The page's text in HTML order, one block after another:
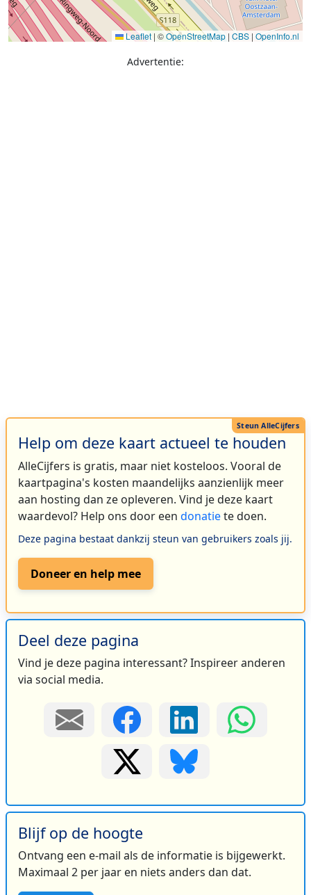
Leaflet | ©OpenStreetMap | CBS | OpenInfo.nl
Advertentie:
Help om deze kaart actueel te houden
AlleCijfers is gratis, maar niet kosteloos. Vooral de
kaartpagina's kosten maandelijks aanzienlijk meer
aan hosting dan ze opleveren. Vind je deze kaart
waardevol? Help ons door een donatiete doen.
Deze pagina bestaat dankzij steun van gebruikers zoals jij.
Doneer en help mee
Deel deze pagina
Vind je deze pagina interessant? Inspireer anderen
via social media.
Blijf op de hoogte
Ontvang een e-mail als de informatie is bijgewerkt.
Maximaal 2 per jaar en niets anders dan dat.